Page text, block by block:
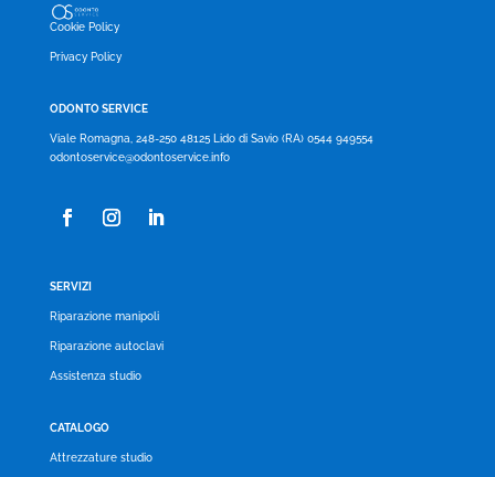
Cookie Policy
Privacy Policy
ODONTO SERVICE
Viale Romagna, 248-250 48125 Lido di Savio (RA) 0544 949554
odontoservice@odontoservice.info
SERVIZI
Riparazione manipoli
Riparazione autoclavi
Assistenza studio
CATALOGO
Attrezzature studio